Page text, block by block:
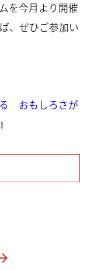
を今月より開催
、ぜひご参加い
おもしろさが